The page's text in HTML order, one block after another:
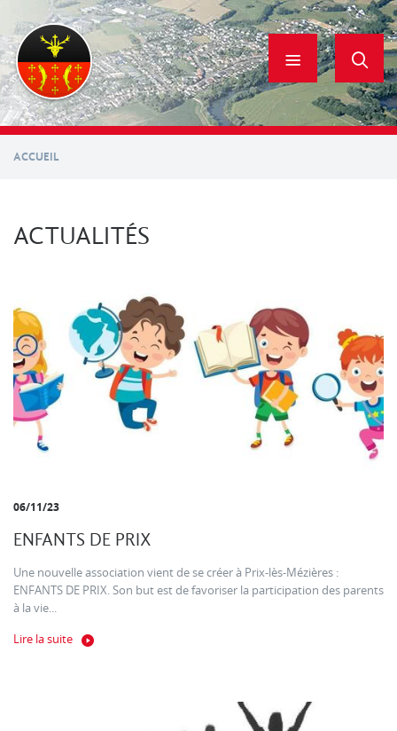
contenu
principal
ACCUEIL
ACTUALITÉS
06/11/23
ENFANTS DE PRIX
Une nouvelle association vient de se créer à Prix-lès-Mézières :
ENFANTS DE PRIX. Son but est de favoriser la participation des parents
à la vie...
Lire la suite